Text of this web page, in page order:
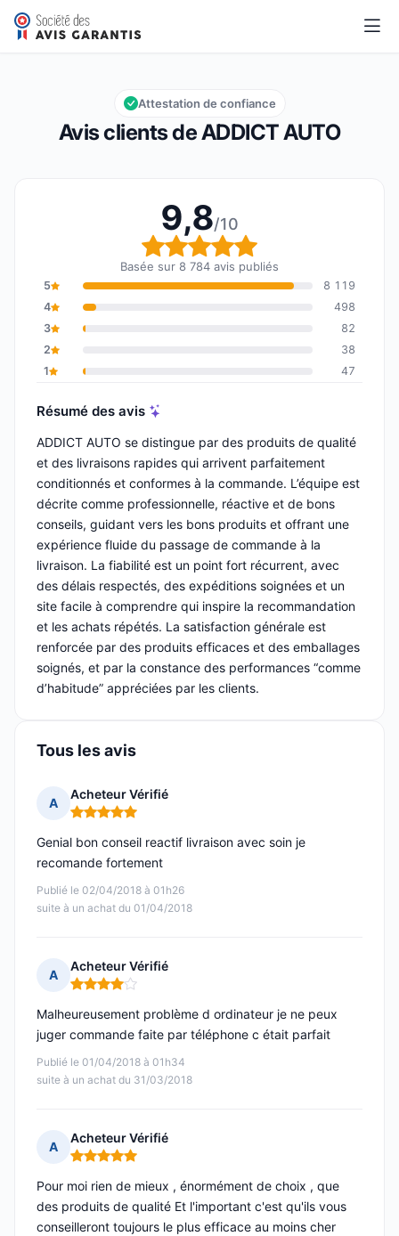
ADDICT AUTO
Note globale : 9,8 sur 10
9,8/10
Avis clients de ADDICT AUTO
Attestation de confiance
9,8/10
Note globale : 9,8 sur
Basée sur 8 784 avis publiés
5
8 119
4
498
3
82
2
38
1
47
Résumé des avis
ADDICT AUTO se distingue par des produits de qualité
et des livraisons rapides qui arrivent parfaitement
conditionnés et conformes à la commande. L’équipe est
décrite comme professionnelle, réactive et de bons
conseils, guidant vers les bons produits et offrant une
expérience fluide du passage de commande à la
livraison. La fiabilité est un point fort récurrent, avec
des délais respectés, des expéditions soignées et un
site facile à comprendre qui inspire la recommandation
et les achats répétés. La satisfaction générale est
renforcée par des produits efficaces et des emballages
soignés, et par la constance des performances “comme
d’habitude” appréciées par les clients.
Tous les avis
A
Acheteur Vérifié
Note : 5 sur 5
Publié le 02/04/2018 à 01h26
suite à un achat du 01/04/2018
Genial bon conseil reactif livraison avec soin je
recomande fortement
A
Acheteur Vérifié
Note : 4 sur 5
Publié le 01/04/2018 à 01h34
suite à un achat du 31/03/2018
Malheureusement problème d ordinateur je ne peux
juger commande faite par téléphone c était parfait
A
Acheteur Vérifié
Note : 5 sur 5
Pour moi rien de mieux , énormément de choix , que
des produits de qualité Et l'important c'est qu'ils vous
conseilleront toujours le plus efficace au moins cher